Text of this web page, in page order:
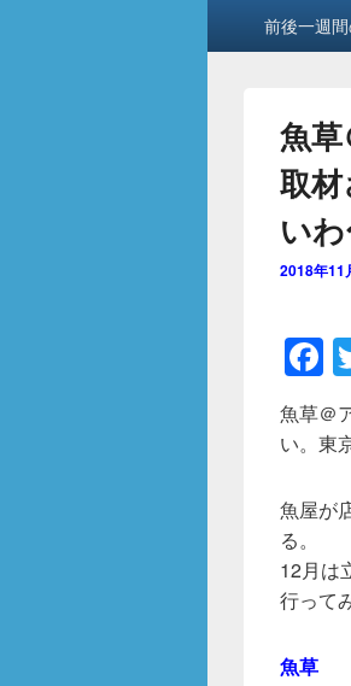
前後一週
魚
取
いわ
2018年11
F
a
c
e
b
o
o
k
魚草＠
い。東
魚屋が
る。
12月は
行って
魚草